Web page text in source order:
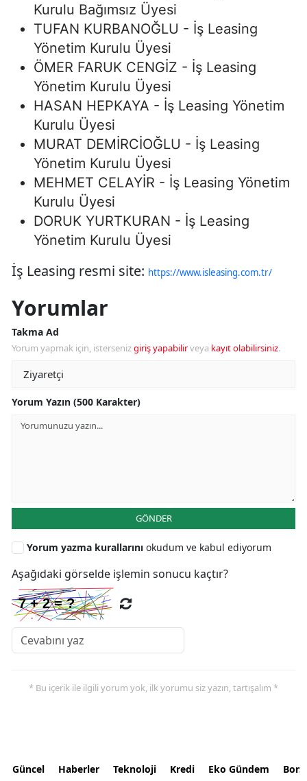
Kurulu Bağımsız Üyesi
TUFAN KURBANOĞLU - İş Leasing
Yönetim Kurulu Üyesi
ÖMER FARUK CENGİZ - İş Leasing
Yönetim Kurulu Üyesi
HASAN HEPKAYA - İş Leasing Yönetim
Kurulu Üyesi
MURAT DEMİRCİOĞLU - İş Leasing
Yönetim Kurulu Üyesi
MEHMET CELAYİR - İş Leasing Yönetim
Kurulu Üyesi
DORUK YURTKURAN - İş Leasing
Yönetim Kurulu Üyesi
İş Leasing resmi site: https://www.isleasing.com.tr/
Yorumlar
Takma Ad
Yorum yapmak için, istersenizgiriş yapabilirveya kayıt olabilirsiniz.
Yorum Yazın (500 Karakter)
GÖNDER
Yorum yazma kurallarını okudum ve kabul ediyorum
Aşağıdaki görselde işlemin sonucu kaçtır?
* Bu içerik ile ilgili yorum yok, ilk yorumu siz yazın, tartışalım *
Güncel Haberler Teknoloji Kredi Eko Gündem